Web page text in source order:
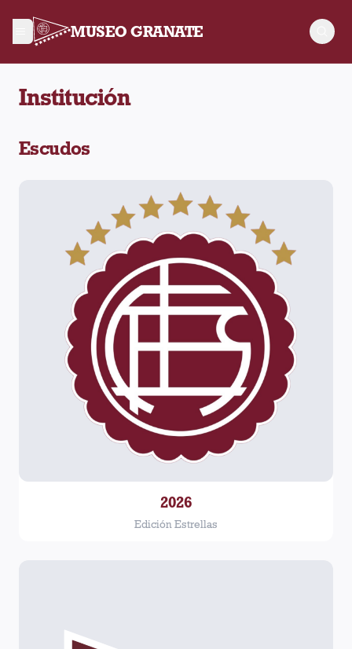
MUSEO GRANATE
Institución
Escudos
2026
Edición Estrellas